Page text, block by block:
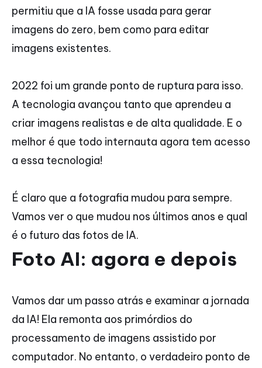
permitiu que a IA fosse usada para gerar
imagens do zero, bem como para editar
imagens existentes.
2022 foi um grande ponto de ruptura para isso.
A tecnologia avançou tanto que aprendeu a
criar imagens realistas e de alta qualidade. E o
melhor é que todo internauta agora tem acesso
a essa tecnologia!
É claro que a fotografia mudou para sempre.
Vamos ver o que mudou nos últimos anos e qual
é o futuro das fotos de IA.
Foto AI: agora e depois
Vamos dar um passo atrás e examinar a jornada
da IA! Ela remonta aos primórdios do
processamento de imagens assistido por
computador. No entanto, o verdadeiro ponto de